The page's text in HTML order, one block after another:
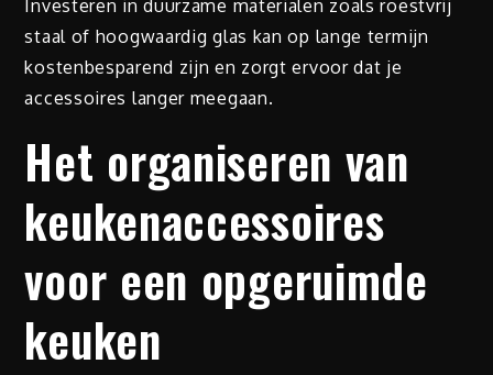
Investeren in duurzame materialen zoals roestvrij
staal of hoogwaardig glas kan op lange termijn
kostenbesparend zijn en zorgt ervoor dat je
accessoires langer meegaan.
Het organiseren van
keukenaccessoires
voor een opgeruimde
keuken